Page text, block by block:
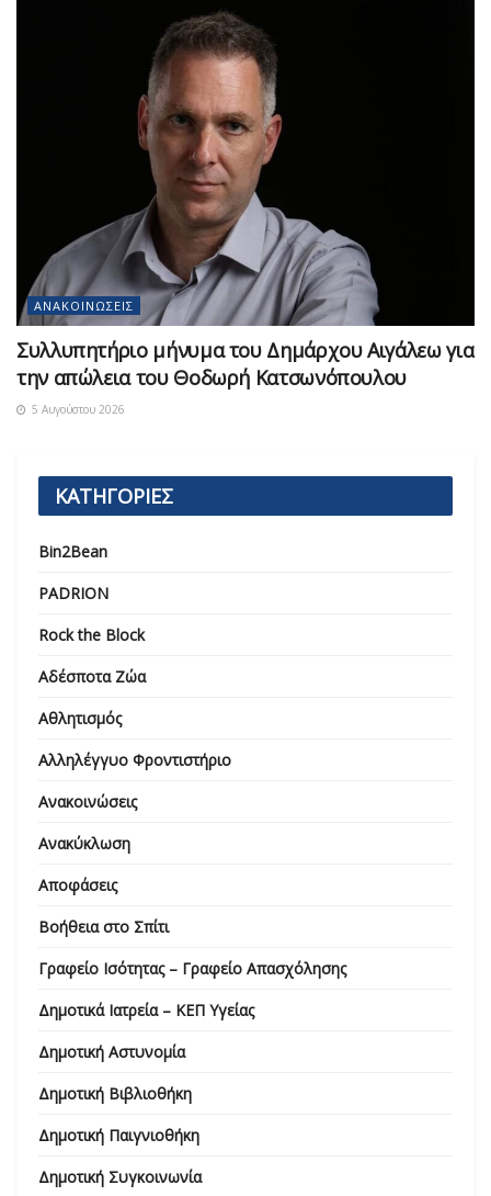
ΑΝΑΚΟΙΝΏΣΕΙΣ
Συλλυπητήριο μήνυμα του Δημάρχου Αιγάλεω για
την απώλεια του Θοδωρή Κατσωνόπουλου
5 Αυγούστου 2026
ΚΑΤΗΓΟΡΙΕΣ
Bin2Bean
PADRION
Rock the Block
Αδέσποτα Ζώα
Αθλητισμός
Αλληλέγγυο Φροντιστήριο
Ανακοινώσεις
Ανακύκλωση
Αποφάσεις
Βοήθεια στο Σπίτι
Γραφείο Ισότητας – Γραφείο Απασχόλησης
Δημοτικά Ιατρεία – ΚΕΠ Υγείας
Δημοτική Αστυνομία
Δημοτική Βιβλιοθήκη
Δημοτική Παιγνιοθήκη
Δημοτική Συγκοινωνία